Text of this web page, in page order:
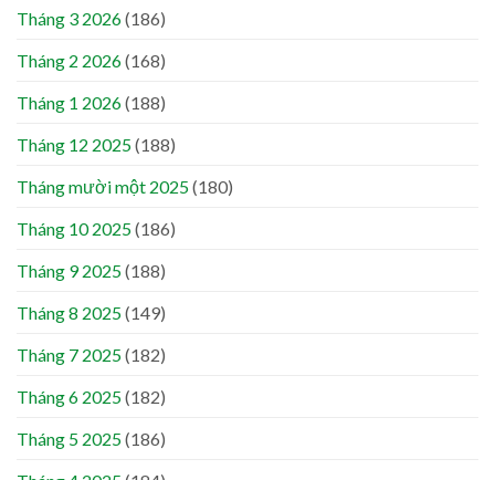
Tháng 3 2026(186)
Tháng 2 2026(168)
Tháng 1 2026(188)
Tháng 12 2025(188)
Tháng mười một 2025(180)
Tháng 10 2025(186)
Tháng 9 2025(188)
Tháng 8 2025(149)
Tháng 7 2025(182)
Tháng 6 2025(182)
Tháng 5 2025(186)